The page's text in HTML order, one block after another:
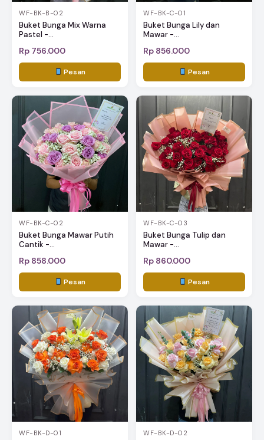
WF-BK-B-02
Buket Bunga Mix Warna
Pastel -...
Rp 756.000
Pesan
WF-BK-C-01
Buket Bunga Lily dan
Mawar -...
Rp 856.000
Pesan
WF-BK-C-02
Buket Bunga Mawar Putih
Cantik -...
Rp 858.000
Pesan
WF-BK-C-03
Buket Bunga Tulip dan
Mawar -...
Rp 860.000
Pesan
WF-BK-D-01 WF-BK-D-02